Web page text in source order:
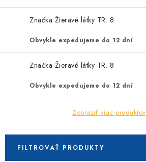
Značka Žieravé látky TR. 8
Obvykle expedujeme do 12 dní
Značka Žieravé látky TR. 8
Obvykle expedujeme do 12 dní
Zobraziť viac produktov
FILTROVAŤ PRODUKTY